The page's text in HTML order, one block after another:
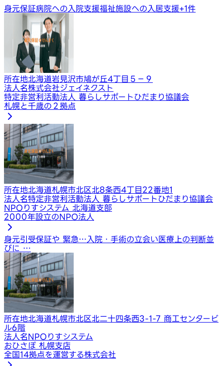
身元保証病院への入院支援福祉施設への入居支援+1件
所在地北海道岩見沢市鳩が丘4丁目５−９
法人名株式会社ジェイネクスト
特定非営利活動法人 暮らしサポートひだまり協議会
札幌と千歳の２拠点
所在地北海道札幌市北区北8条西4丁目22番地1
法人名特定非営利活動法人 暮らしサポートひだまり協議会
NPOりすシステム 北海道支部
2000年設立のNPO法人
身元引受保証や 緊急… 入院・手術の立会い医療上の判断並
びに …
所在地北海道札幌市北区北二十四条西3-1-7 商工センタービ
ル6階
法人名NPOりすシステム
おひさぽ 札幌支店
全国14拠点を運営する株式会社